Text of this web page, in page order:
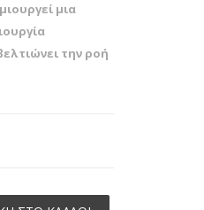
μια
την ροή